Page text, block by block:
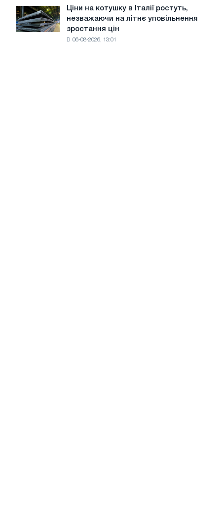
липні
з
максимуму
року
Ціни
на
котушку
Ціни на котушку в Італії ростуть,
незважаючи на літнє уповільнення
зростання цін
06-08-2026, 13:01